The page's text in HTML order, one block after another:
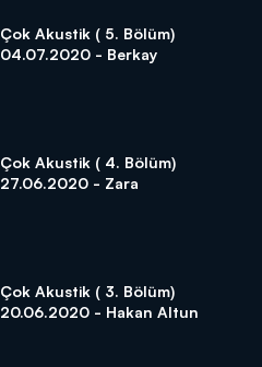
Çok Akustik ( 5. Bölüm)
04.07.2020 - Berkay
Çok Akustik ( 4. Bölüm)
27.06.2020 - Zara
Çok Akustik ( 3. Bölüm)
20.06.2020 - Hakan Altun